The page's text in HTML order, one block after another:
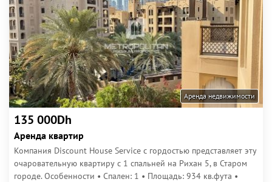
Аренда недвижимости
135 000Dh
Аренда квартир
Компания Discount House Service с гордостью представляет эту
очаровательную квартиру с 1 спальней на Рихан 5, в Старом
городе. Особенности • Спален: 1 • Площадь: 934 кв.фута •